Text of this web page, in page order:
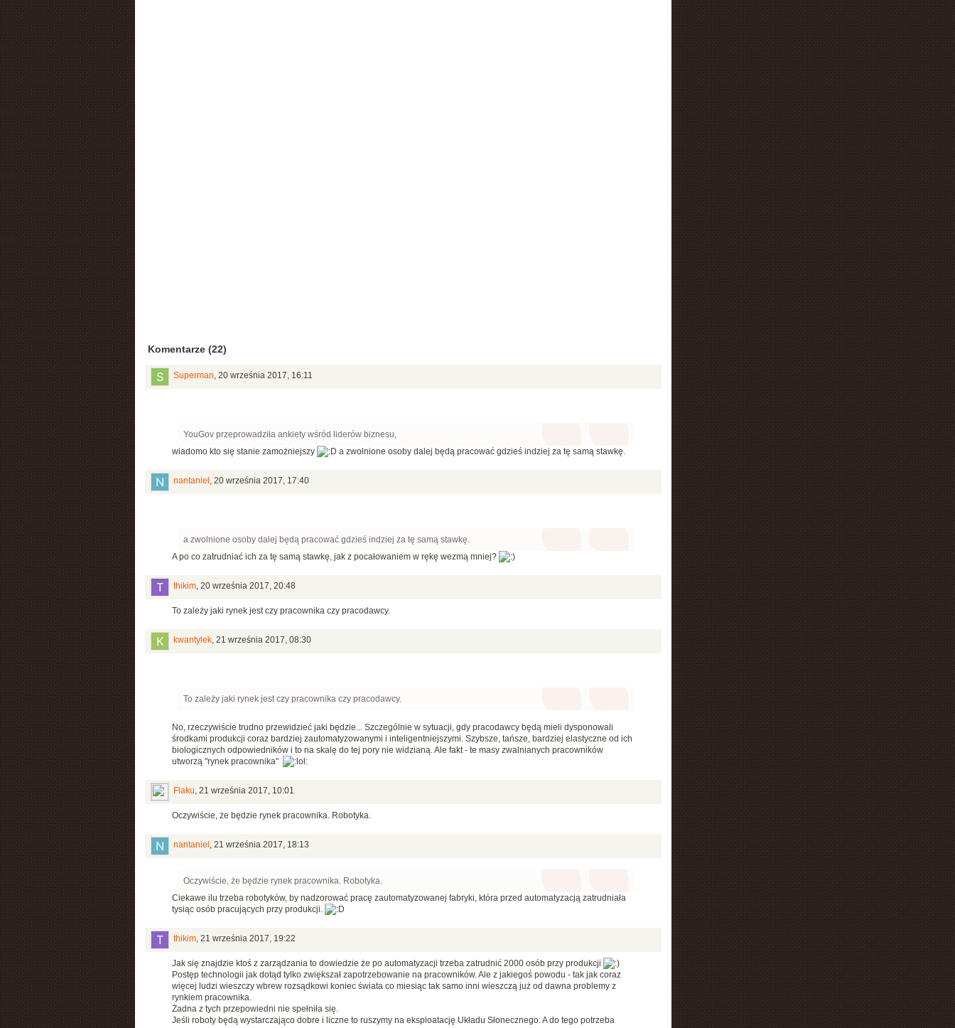
Komentarze (22)
Superman, 20 września 2017, 16:11
YouGov przeprowadziła ankiety wśród liderów biznesu,
wiadomo kto się stanie zamożniejszy
a zwolnione osoby dalej będą pracować gdzieś indziej za tę samą stawkę.
nantaniel , 20 września 2017, 17:40
a zwolnione osoby dalej będą pracować gdzieś indziej za tę samą stawkę.
A po co zatrudniać ich za tę samą stawkę, jak z pocałowaniem w rękę wezmą mniej?
thikim, 20 września 2017, 20:48
To zależy jaki rynek jest czy pracownika czy pracodawcy.
kwantylek, 21 września 2017, 08:30
To zależy jaki rynek jest czy pracownika czy pracodawcy.
No, rzeczywiście trudno przewidzieć jaki będzie... Szczególnie w sytuacji, gdy pracodawcy będą mieli dysponowali
środkami produkcji coraz bardziej zautomatyzowanymi i inteligentniejszymi. Szybsze, tańsze, bardziej elastyczne od ich
biologicznych odpowiedników i to na skalę do tej pory nie widzianą. Ale fakt - te masy zwalnianych pracowników
utworzą "rynek pracownika"
Flaku, 21 września 2017, 10:01
Oczywiście, że będzie rynek pracownika. Robotyka.
nantaniel , 21 września 2017, 18:13
Oczywiście, że będzie rynek pracownika. Robotyka.
Ciekawe ilu trzeba robotyków, by nadzorować pracę zautomatyzowanej fabryki, która przed automatyzacją zatrudniała
tysiąc osób pracujących przy produkcji.
thikim, 21 września 2017, 19:22
Jak się znajdzie ktoś z zarządzania to dowiedzie że po automatyzacji trzeba zatrudnić 2000 osób przy produkcji
Postęp technologii jak dotąd tylko zwiększał zapotrzebowanie na pracowników. Ale z jakiegoś powodu - tak jak coraz
więcej ludzi wieszczy wbrew rozsądkowi koniec świata co miesiąc tak samo inni wieszczą już od dawna problemy z
rynkiem pracownika.
Żadna z tych przepowiedni nie spełniła się.
Jeśli roboty będą wystarczająco dobre i liczne to ruszymy na eksploatację Układu Słonecznego. A do tego potrzeba